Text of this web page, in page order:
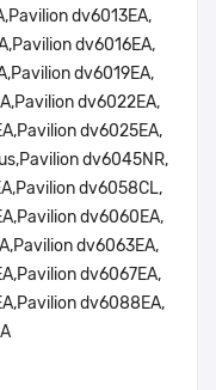
dv6013EA,
dv6016EA,
dv6019EA,
dv6022EA,
dv6025EA,
dv6045NR,
dv6058CL,
dv6060EA,
dv6063EA,
dv6067EA,
dv6088EA,